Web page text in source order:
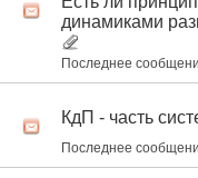
динамиками
Последнее
КдП - часть
Последнее